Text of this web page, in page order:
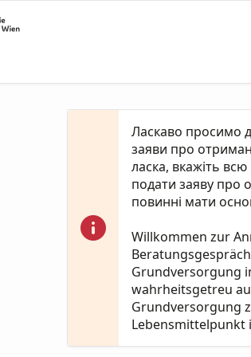
Ласкаво просимо
заяви про
ласка, вкажіть
подати заяву про
повинні мати
Willkommen zur
Grundversorgung
wahrheitsgetreu
Grundversorgung
Lebensmittelpunkt